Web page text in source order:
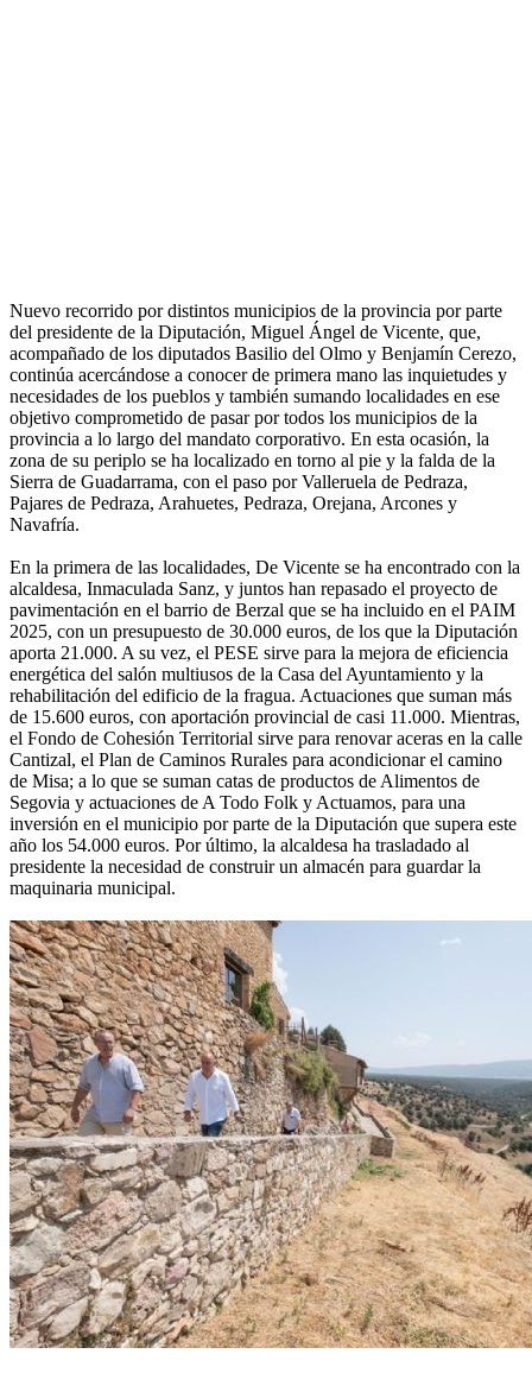
Nuevo recorrido por distintos municipios de la provincia por parte
del presidente de la Diputación, Miguel Ángel de Vicente, que,
acompañado de los diputados Basilio del Olmo y Benjamín Cerezo,
continúa acercándose a conocer de primera mano las inquietudes y
necesidades de los pueblos y también sumando localidades en ese
objetivo comprometido de pasar por todos los municipios de la
provincia a lo largo del mandato corporativo. En esta ocasión, la
zona de su periplo se ha localizado en torno al pie y la falda de la
Sierra de Guadarrama, con el paso por Valleruela de Pedraza,
Pajares de Pedraza, Arahuetes, Pedraza, Orejana, Arcones y
Navafría.
En la primera de las localidades, De Vicente se ha encontrado con la
alcaldesa, Inmaculada Sanz, y juntos han repasado el proyecto de
pavimentación en el barrio de Berzal que se ha incluido en el PAIM
2025, con un presupuesto de 30.000 euros, de los que la Diputación
aporta 21.000. A su vez, el PESE sirve para la mejora de eficiencia
energética del salón multiusos de la Casa del Ayuntamiento y la
rehabilitación del edificio de la fragua. Actuaciones que suman más
de 15.600 euros, con aportación provincial de casi 11.000. Mientras,
el Fondo de Cohesión Territorial sirve para renovar aceras en la calle
Cantizal, el Plan de Caminos Rurales para acondicionar el camino
de Misa; a lo que se suman catas de productos de Alimentos de
Segovia y actuaciones de A Todo Folk y Actuamos, para una
inversión en el municipio por parte de la Diputación que supera este
año los 54.000 euros. Por último, la alcaldesa ha trasladado al
presidente la necesidad de construir un almacén para guardar la
maquinaria municipal.